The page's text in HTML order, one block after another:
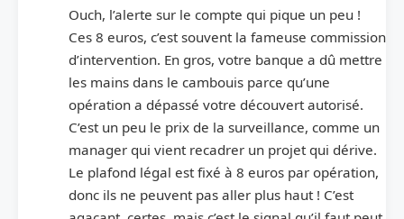
Ouch, l’alerte sur le compte qui pique un peu !
Ces 8 euros, c’est souvent la fameuse commission
d’intervention. En gros, votre banque a dû mettre
les mains dans le cambouis parce qu’une
opération a dépassé votre découvert autorisé.
C’est un peu le prix de la surveillance, comme un
manager qui vient recadrer un projet qui dérive.
Le plafond légal est fixé à 8 euros par opération,
donc ils ne peuvent pas aller plus haut ! C’est